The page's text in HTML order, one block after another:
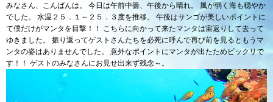
みなさん、こんばんは。 今日は午前中曇、午後から晴れ。 風が弱く海も穏やか
でした。 水温２５．１～２５．３度を推移。 午後はサンゴが美しいポイントに
て僕だけがマンタを目撃！！ こちらに向かって来たマンタは宙返りして去って
ゆきました。 振り返ってゲストさんたちを必死に呼んで再び前を見るともうマ
ンタの姿はありませんでした。 意外なポイントにマンタが出たためビックリで
す！！ ゲストのみなさんにお見せ出来ず残念～。